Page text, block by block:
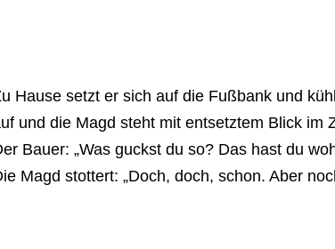
Hause setzt er sich auf die Fußbank und
und die Magd steht mit entsetztem Blick im
Bauer: „Was guckst du so? Das hast du
Magd stottert: „Doch, doch, schon. Aber